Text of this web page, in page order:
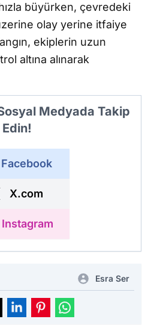
büyürken, çevredeki
olay yerine itfaiye
ekiplerin uzun
altına alınarak
Medyada Takip
Edin!
Facebook
X.com
Instagram
Esra Ser